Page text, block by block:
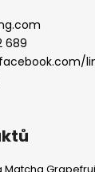
689
Matcha